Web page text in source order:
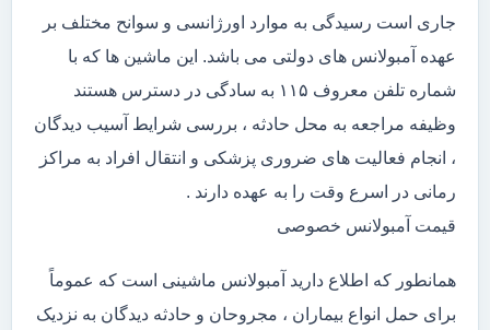
جاری است رسیدگی به موارد اورژانسی و سوانح مختلف بر
عهده آمبولانس های دولتی می باشد. این ماشین ها که با
شماره تلفن معروف ۱۱۵ به سادگی در دسترس هستند
وظیفه مراجعه به محل حادثه ، بررسی شرایط آسیب دیدگان
، انجام فعالیت های ضروری پزشکی و انتقال افراد به مراکز
رمانی در اسرع وقت را به عهده دارند .
قیمت آمبولانس خصوصی
همانطور که اطلاع دارید آمبولانس ماشینی است که عموماً
برای حمل انواع بیماران ، مجروحان و حادثه دیدگان به نزدیک